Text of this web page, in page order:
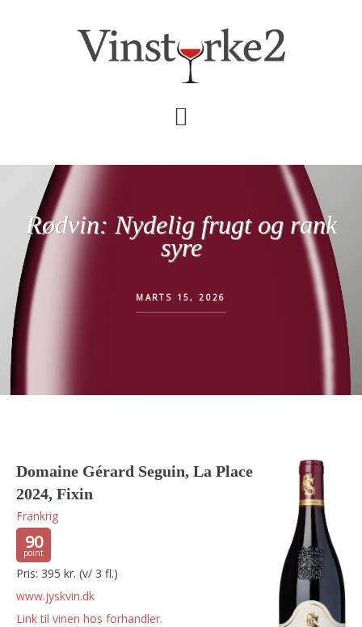
Rødvin: Nydelig frugt og rank
syre
MARTS 15, 2026
Domaine Gérard Seguin, La Place
2024, Fixin
Frankrig
90
Pris: 395 kr. (v/ 3 fl.)
www.jyskvin.dk
Link til vinen hos forhandler.